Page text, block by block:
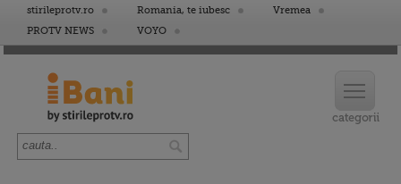
stirileprotv.ro Romania, te iubesc
Vremea
PROTV NEWS
VOYO